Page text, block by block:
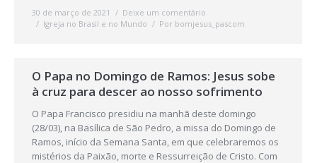
30 de março de 2021
Deixe um comentário
Igreja no Brasil e no Mundo
Por bomjesus_pascom
O Papa no Domingo de Ramos: Jesus sobe
à cruz para descer ao nosso sofrimento
O Papa Francisco presidiu na manhã deste domingo
(28/03), na Basílica de São Pedro, a missa do Domingo de
Ramos, início da Semana Santa, em que celebraremos os
mistérios da Paixão, morte e Ressurreição de Cristo. Com